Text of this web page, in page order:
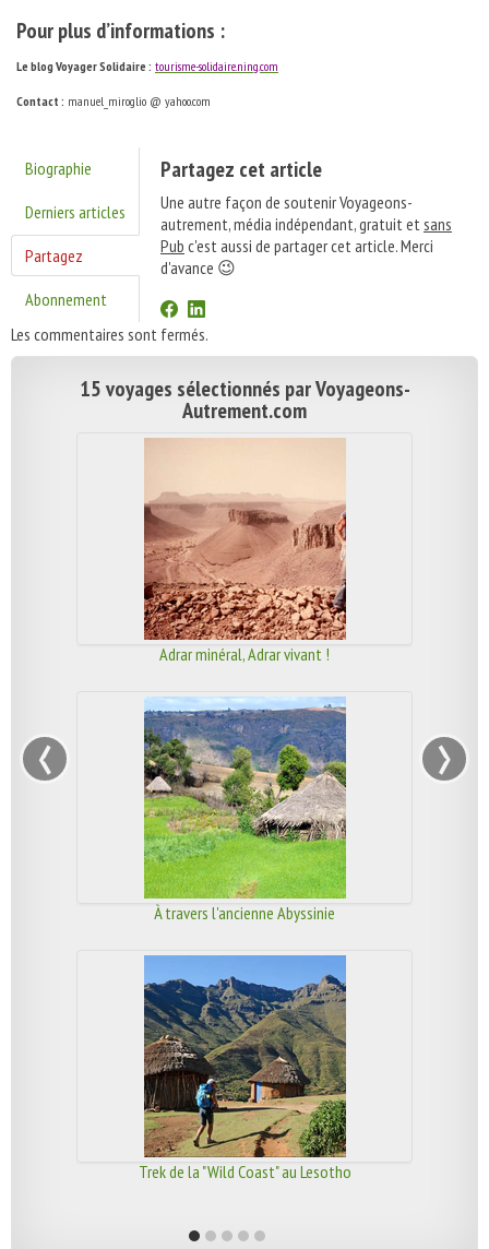
Pour plus d’informations :
Le blog Voyager Solidaire : tourisme-solidaire.ning.com
Contact : manuel_miroglio @ yahoo.com
Biographie
Derniers articles
Partagez
Abonnement
Partagez cet article
Une autre façon de soutenir Voyageons-
autrement, média indépendant, gratuit etsans
Pub c'est aussi de partager cet article. Merci
d'avance 😉
Les commentaires sont fermés.
15 voyages sélectionnés par Voyageons-
Autrement.com
Adrar minéral, Adrar vivant !
À travers l'ancienne Abyssinie
Trek de la "Wild Coast" au Lesotho
‹ ›